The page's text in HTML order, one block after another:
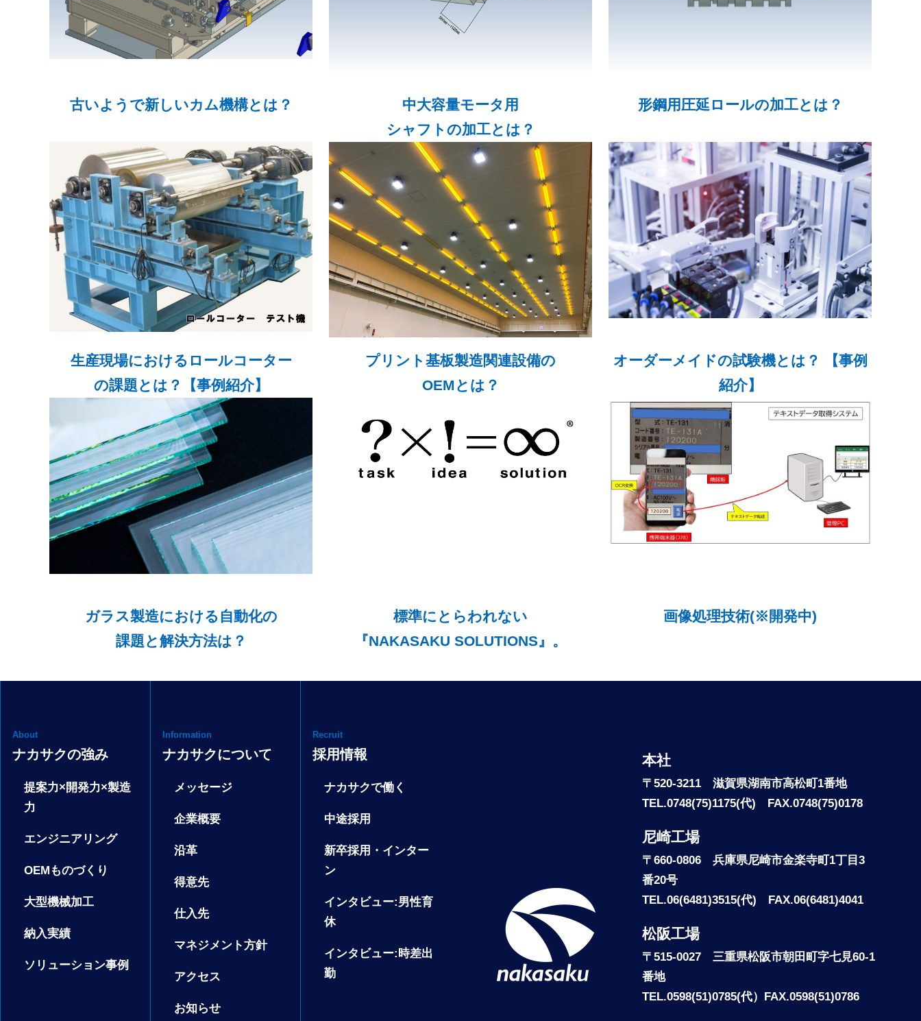
古いようで新しいカム機構とは？
中大容量モータ用
シャフトの加工とは？
形鋼用圧延ロールの加工とは？
生産現場におけるロールコーター
の課題とは？【事例紹介】
プリント基板製造関連設備の
OEMとは？
オーダーメイドの試験機とは？ 【事例
紹介】
ガラス製造における⾃動化の
課題と解決方法は？
標準にとらわれない
『NAKASAKU SOLUTIONS』。
画像処理技術(※開発中)
About
ナカサクの強み
提案力×開発力×製造
力
エンジニアリング
OEMものづくり
大型機械加工
納入実績
ソリューション事例
Information
ナカサクについて
メッセージ
企業概要
沿革
得意先
仕入先
マネジメント方針
アクセス
お知らせ
Recruit
採用情報
ナカサクで働く
中途採用
新卒採用・インター
ン
インタビュー:男性育
休
インタビュー:時差出
勤
本社
〒520-3211 滋賀県湖南市高松町1番地
TEL.0748(75)1175(代) FAX.0748(75)0178
尼崎工場
〒660-0806 兵庫県尼崎市金楽寺町1丁目3
番20号
TEL.06(6481)3515(代) FAX.06(6481)4041
松阪工場
〒515-0027 三重県松阪市朝田町字七見60-1
番地
TEL.0598(51)0785(代）FAX.0598(51)0786